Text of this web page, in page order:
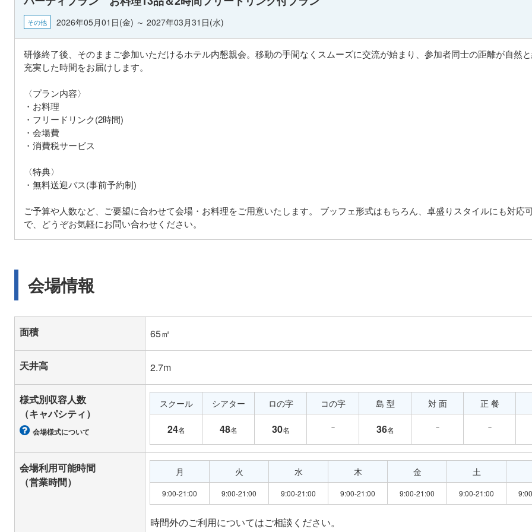
その他 2026年05月01日(金) ～ 2027年03月31日(水)
研修終了後、そのままご参加いただけるホテル内懇親会。移動の手間なくスムーズに交流が始まり、参加者同士の距離が自然と
充実した時間をお届けします。
〈プラン内容〉
・お料理
・フリードリンク(2時間)
・会場費
・消費税サービス
〈特典〉
・無料送迎バス(事前予約制)
ご予算や人数など、ご要望に合わせて会場・お料理をご用意いたします。 ブッフェ形式はもちろん、卓盛りスタイルにも対応
会場情報
面積 65㎡
天井高 2.7m
様式別収容人数
（キャパシティ）
会場様式について
スクール
24名
シアター
48名
ロの字
30名
コの字
－
島 型
36名
対 面
－
正 餐
－
会場利用可能時間
（営業時間）
月
9:00-21:00
火
9:00-21:00
水
9:00-21:00
木
9:00-21:00
金
9:00-21:00
土
9:00-21:00